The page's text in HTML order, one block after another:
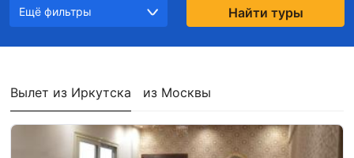
Ещё фильтры Найти туры
Вылет из Иркутска из Москвы